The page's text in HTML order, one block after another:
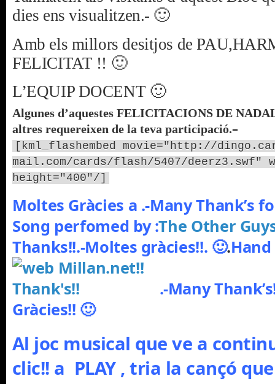
dies ens visualitzen.- 🙂
Amb els millors desitjos de
FELICITAT !! 🙂
L’EQUIP DOCENT 🙂
Algunes d’aquestes FELICITACIONS DE
altres requereixen de la teva participació.–
[kml_flashembed movie="http://
mail.com/cards/flash/5407/deerz3.swf"
height="400"/]
Moltes Gràcies a .-Many Thank’s
Song perfomed by :The Other
Thanks!!.-Moltes gràcies!!. 🙂.
.-Many
Gràcies!! 🙂
Al joc musical que ve a
clic!! a PLAY , tria la cançó